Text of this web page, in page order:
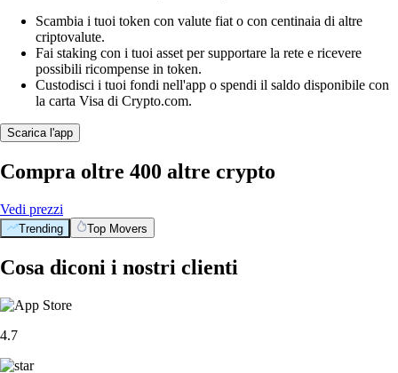
Scambia i tuoi token con valute fiat o con centinaia di altre
criptovalute.
Fai staking con i tuoi asset per supportare la rete e ricevere
possibili ricompense in token.
Custodisci i tuoi fondi nell'app o spendi il saldo disponibile con
la carta Visa di Crypto.com.
Scarica l'app
Compra oltre 400 altre crypto
Vedi prezzi
Trending Top Movers
Cosa diconi i nostri clienti
4.7